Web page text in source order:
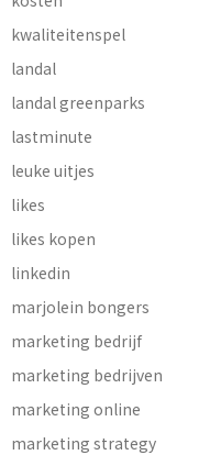
kwaliteitenspel
landal
landal greenparks
lastminute
leuke uitjes
likes
likes kopen
linkedin
marjolein bongers
marketing bedrijf
marketing bedrijven
marketing online
marketing strategy